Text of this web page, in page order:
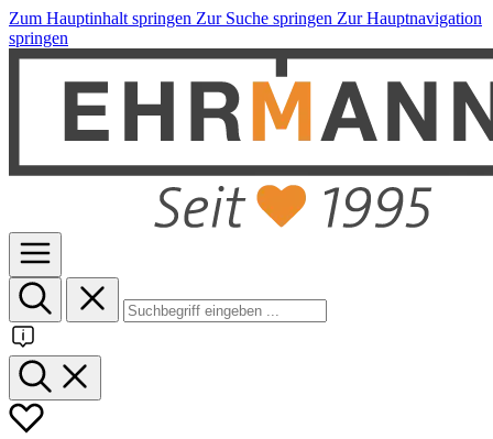
Zum Hauptinhalt springen Zur Suche springen Zur Hauptnavigation
springen